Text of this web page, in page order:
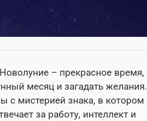
– прекрасное время,
месяц и загадать желания.
с мистерией знака, в котором
за работу, интеллект и